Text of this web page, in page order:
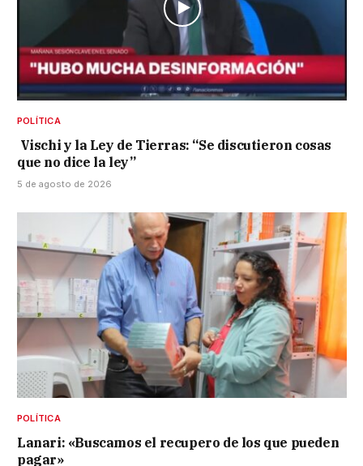
POLÍTICA
Vischi y la Ley de Tierras: “Se discutieron cosas
que no dice la ley”
5 de agosto de 2026
POLÍTICA
Lanari: «Buscamos el recupero de los que pueden
pagar»